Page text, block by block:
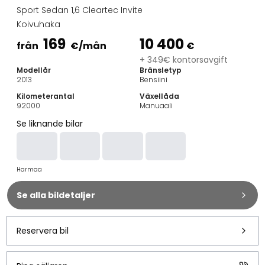
Kombibilar
Stadsbilar
Dragfordon
Kommersiella fordon
Auktionsbilar
Prisvärda bilar
Bilmärken
Audi
BMW
Kia
Mercedes-Benz
Polestar
Skoda
Tesla
Sport Sedan 1,6 Cleartec Invite
Koivuhaka
från 169 €/mån 10 400 €
+ 349€ kontorsavgift
Modellår
2013
Bränsletyp
Bensiini
Kilometerantal
92000
Växellåda
Manuaali
Se liknande bilar
Harmaa
Se alla bildetaljer
Reservera bil